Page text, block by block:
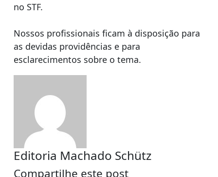
no STF.
Nossos profissionais ficam à disposição para
as devidas providências e para
esclarecimentos sobre o tema.
Editoria Machado Schütz
Compartilhe este post